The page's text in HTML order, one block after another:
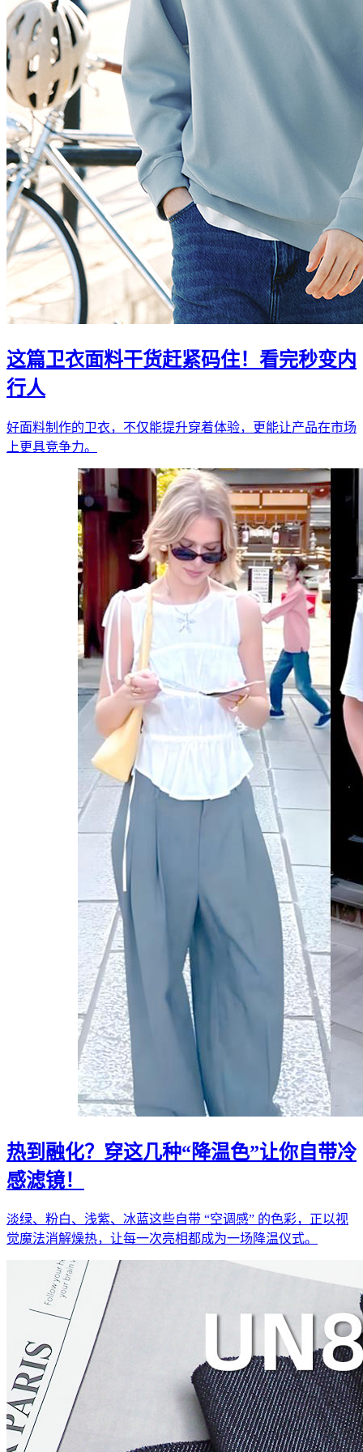
这篇卫衣面料干货赶紧码住！看完秒变内
行人
好面料制作的卫衣，不仅能提升穿着体验，更能让产品在市场
上更具竞争力。
热到融化？穿这几种“降温色”让你自带冷
感滤镜！
淡绿、粉白、浅紫、冰蓝这些自带 “空调感” 的色彩，正以视
觉魔法消解燥热，让每一次亮相都成为一场降温仪式。​